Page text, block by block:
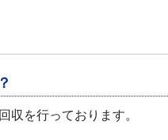
収を行っております。